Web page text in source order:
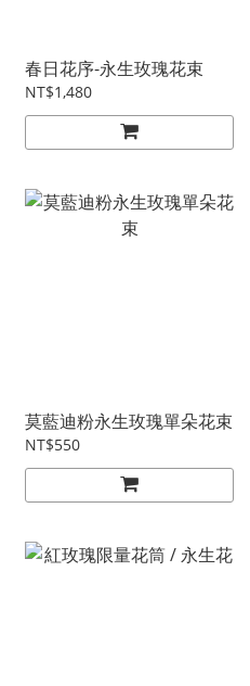
春日花序-永生玫瑰花束
NT$1,480
莫藍迪粉永生玫瑰單朵花束
NT$550